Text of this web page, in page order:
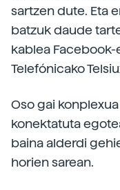
sartzen dute. Eta
batzuk daude
kablea
Telefónicako
Oso gai
konektatuta
baina alderdi
horien sarean.